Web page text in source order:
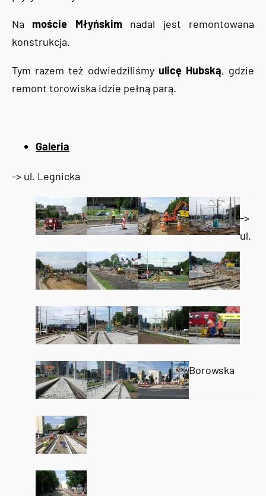
Na moście Młyńskimnadal jest remontowana
konstrukcja.
Tym razem też odwiedziliśmy ulicę Hubską, gdzie
remont torowiska idzie pełną parą.
Galeria
-> ul. Legnicka
->
ul.
Borowska